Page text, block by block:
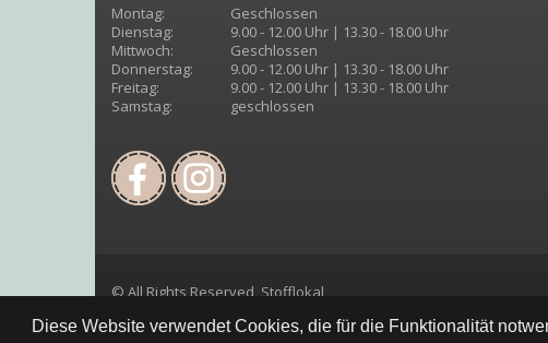
Diese Website verwendet Cookies, die für die Funktionalität
Montag:
Geschlossen
Dienstag:
9.00 - 12.00 Uhr | 13.30 - 18.00 Uhr
Mittwoch:
Geschlossen
Donnerstag:
9.00 - 12.00 Uhr | 13.30 - 18.00 Uhr
Freitag:
9.00 - 12.00 Uhr | 13.30 - 18.00 Uhr
Samstag:
geschlossen
© All Rights Reserved, Stofflokal